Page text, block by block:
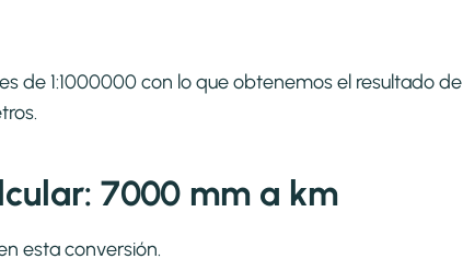
de 1:1000000 con lo que obtenemos el resultado de
7000 mm a km
esta conversión.